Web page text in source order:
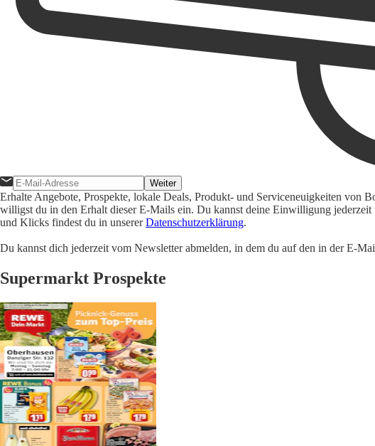
Weiter
Erhalte Angebote, Prospekte, lokale Deals, Produkt- und Serviceneuigkeiten
willigst du in den Erhalt dieser E-Mails ein. Du kannst deine Einwilligung
und Klicks findest du in unsererDatenschutzerklärung.
Du kannst dich jederzeit vom Newsletter abmelden, in dem du auf den in der E-
Supermarkt Prospekte